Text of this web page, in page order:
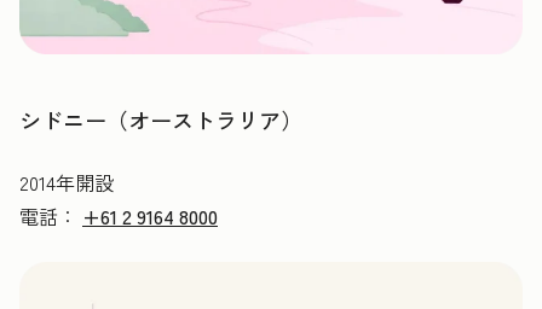
シドニー（オーストラリア）
2014年開設
電話： +61 2 9164 8000